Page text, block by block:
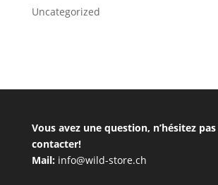
Uncategorized
Vous avez une question, n’hésitez
contacter!
Mail:info@wild-store.ch